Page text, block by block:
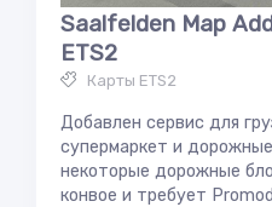
Saalfelden Map
ETS2
Карты ETS2
Добавлен сервис для
супермаркет и
некоторые дорожные
конвое и требует